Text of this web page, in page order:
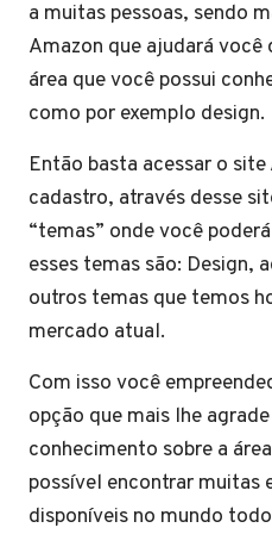
a muitas pessoas, sendo
Amazon que ajudará você
área que você possui
como por exemplo design.
Então basta acessar o
cadastro, através desse
“temas” onde você
esses temas são: Design,
outros temas que temos
mercado atual.
Com isso você
opção que mais lhe
conhecimento sobre a
possível encontrar muitas
disponíveis no mundo